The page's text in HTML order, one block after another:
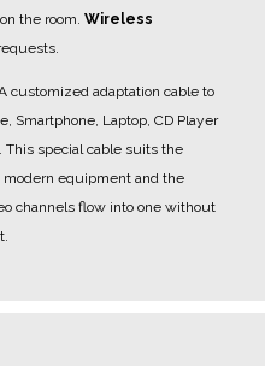
the room. Wireless
customized adaptation cable to
Smartphone, Laptop, CD Player
special cable suits the
equipment and the
channels flow into one without